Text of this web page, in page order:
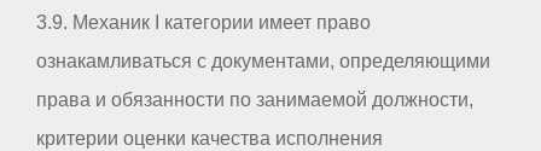
3.9. Механик I категории имеет право
ознакамливаться с документами, определяющими
права и обязанности по занимаемой должности,
критерии оценки качества исполнения